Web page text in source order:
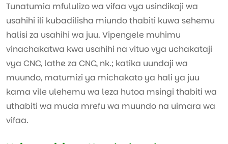
Tunatumia mfululizo wa vifaa vya usindikaji wa
usahihi ili kubadilisha miundo thabiti kuwa sehemu
halisi za usahihi wa juu. Vipengele muhimu
vinachakatwa kwa usahihi na vituo vya uchakataji
vya CNC, lathe za CNC, nk.; katika uundaji wa
muundo, matumizi ya michakato ya hali ya juu
kama vile ulehemu wa leza hutoa msingi thabiti wa
uthabiti wa muda mrefu wa muundo na uimara wa
vifaa.